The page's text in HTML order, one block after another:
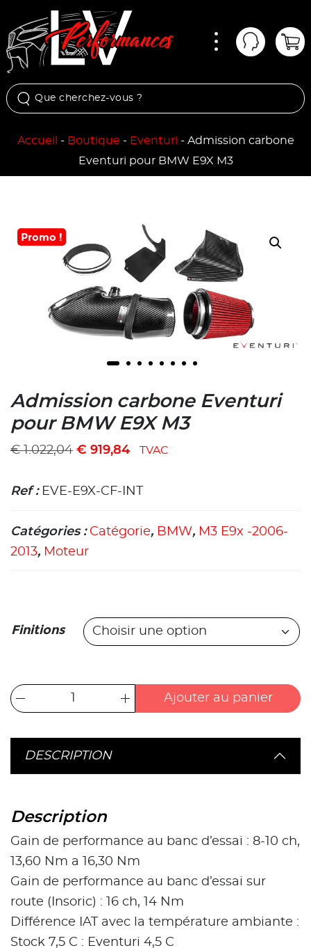
Mon
Accueil - Boutique - Eventuri - Admission carbone
Eventuri pour BMW E9X M3
Promo !
Admission carbone Eventuri
pour BMW E9X M3
€1.022,04 € 919,84 TVAC
Ref : EVE-E9X-CF-INT
Catégories : Catégorie, BMW, M3 E9x -2006-
2013, Moteur
Finitions
Ajouter au panier
DESCRIPTION
Description
Gain de performance au banc d’essai : 8-10 ch,
13,60 Nm a 16,30 Nm
Gain de performance au banc d’essai sur
route (Insoric) : 16 ch, 14 Nm
Différence IAT avec la température ambiante :
Stock 7,5 C : Eventuri 4,5 C